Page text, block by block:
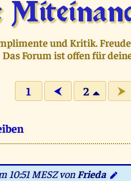
und Kritik.
Das Forum ist offen für
1 ⮜ 2 ⮞
10:51 MESZ von Frieda